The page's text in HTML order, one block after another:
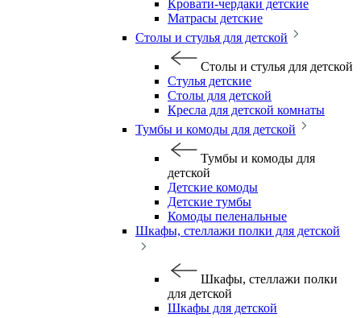
Кровати-чердаки детские
Матрасы детские
Столы и стулья для детской
Столы и стулья для детской
Стулья детские
Столы для детской
Кресла для детской комнаты
Тумбы и комоды для детской
Тумбы и комоды для
детской
Детские комоды
Детские тумбы
Комоды пеленальные
Шкафы, стеллажи полки для детской
Шкафы, стеллажи полки
для детской
Шкафы для детской